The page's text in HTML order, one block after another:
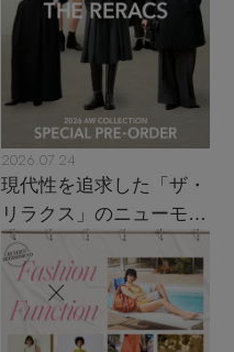
2026.07.24
現代性を追求した「ザ・
リラクス」のニューモダ
ンクラシック